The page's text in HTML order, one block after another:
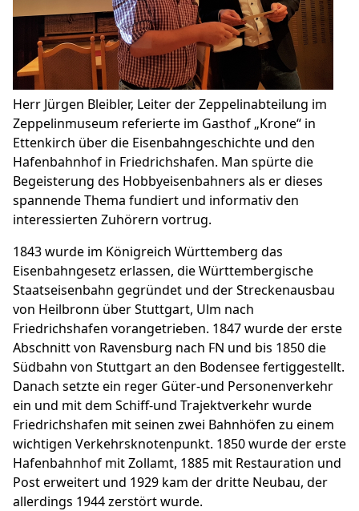
Herr Jürgen Bleibler, Leiter der Zeppelinabteilung im
Zeppelinmuseum referierte im Gasthof „Krone“ in
Ettenkirch über die Eisenbahngeschichte und den
Hafenbahnhof in Friedrichshafen. Man spürte die
Begeisterung des Hobbyeisenbahners als er dieses
spannende Thema fundiert und informativ den
interessierten Zuhörern vortrug.
1843 wurde im Königreich Württemberg das
Eisenbahngesetz erlassen, die Württembergische
Staatseisenbahn gegründet und der Streckenausbau
von Heilbronn über Stuttgart, Ulm nach
Friedrichshafen vorangetrieben. 1847 wurde der erste
Abschnitt von Ravensburg nach FN und bis 1850 die
Südbahn von Stuttgart an den Bodensee fertiggestellt.
Danach setzte ein reger Güter-und Personenverkehr
ein und mit dem Schiff-und Trajektverkehr wurde
Friedrichshafen mit seinen zwei Bahnhöfen zu einem
wichtigen Verkehrsknotenpunkt. 1850 wurde der erste
Hafenbahnhof mit Zollamt, 1885 mit Restauration und
Post erweitert und 1929 kam der dritte Neubau, der
allerdings 1944 zerstört wurde.